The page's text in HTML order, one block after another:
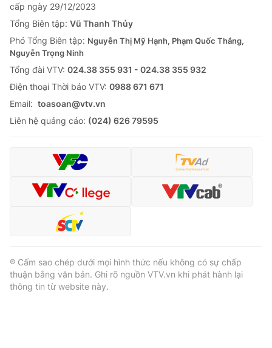
cấp ngày 29/12/2023
Tổng Biên tập: Vũ Thanh Thủy
Phó Tổng Biên tập: Nguyễn Thị Mỹ Hạnh, Phạm Quốc Thắng,
Nguyễn Trọng Ninh
Tổng đài VTV: 024.38 355 931 - 024.38 355 932
Ðiện thoại Thời báo VTV: 0988 671 671
Email: toasoan@vtv.vn
Liên hệ quảng cáo: (024) 626 79595
® Cấm sao chép dưới mọi hình thức nếu không có sự chấp
thuận bằng văn bản. Ghi rõ nguồn VTV.vn khi phát hành lại
thông tin từ website này.